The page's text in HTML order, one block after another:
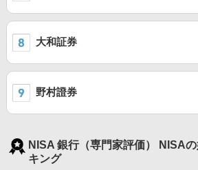
大和証券
野村證券
NISA 銀行（専門家評価） NISA
キング